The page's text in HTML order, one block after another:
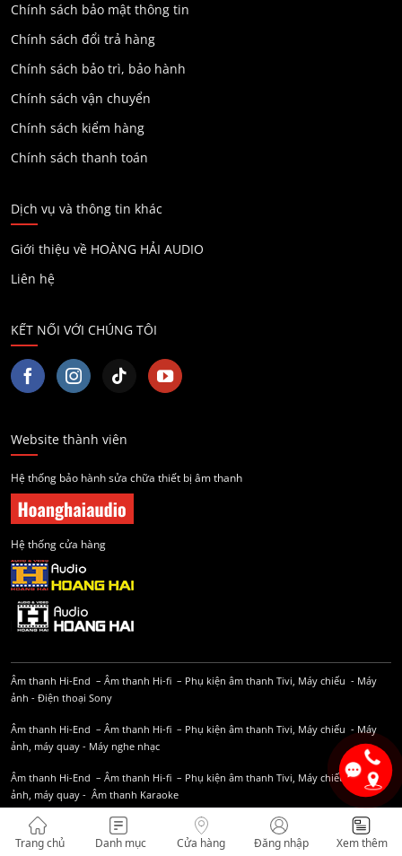
Chính sách bảo mật thông tin
Chính sách đổi trả hàng
Chính sách bảo trì, bảo hành
Chính sách vận chuyển
Chính sách kiểm hàng
Chính sách thanh toán
Dịch vụ và thông tin khác
Giới thiệu về HOÀNG HẢI AUDIO
Liên hệ
KẾT NỐI VỚI CHÚNG TÔI
Website thành viên
Hệ thống bảo hành sửa chữa thiết bị âm thanh
Hệ thống cửa hàng
Âm thanh Hi-End – Âm thanh Hi-fi – Phụ kiện âm thanh Tivi, Máy chiếu - Máy
ảnh - Điện thoại Sony
Âm thanh Hi-End – Âm thanh Hi-fi – Phụ kiện âm thanh Tivi, Máy chiếu - Máy
ảnh, máy quay - Máy nghe nhạc
Âm thanh Hi-End – Âm thanh Hi-fi – Phụ kiện âm thanh Tivi, Máy chiếu -Máy
ảnh, máy quay - Âm thanh Karaoke
Âm thanh Hi-End Âm thanh Hi-fi Phụ kiện âm thanh Tivi, Máy chiếu -Máy
ảnh, máy quay
Máy nghe nhạc Âm thanh Karaoke
Trang chủ Danh mục Cửa hàng Đăng nhập Xem thêm